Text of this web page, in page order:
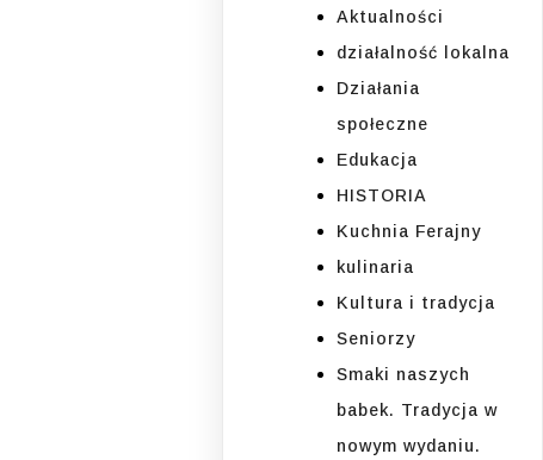
Aktualności
działalność lokalna
Działania
społeczne
Edukacja
HISTORIA
Kuchnia Ferajny
kulinaria
Kultura i tradycja
Seniorzy
Smaki naszych
babek. Tradycja w
nowym wydaniu.